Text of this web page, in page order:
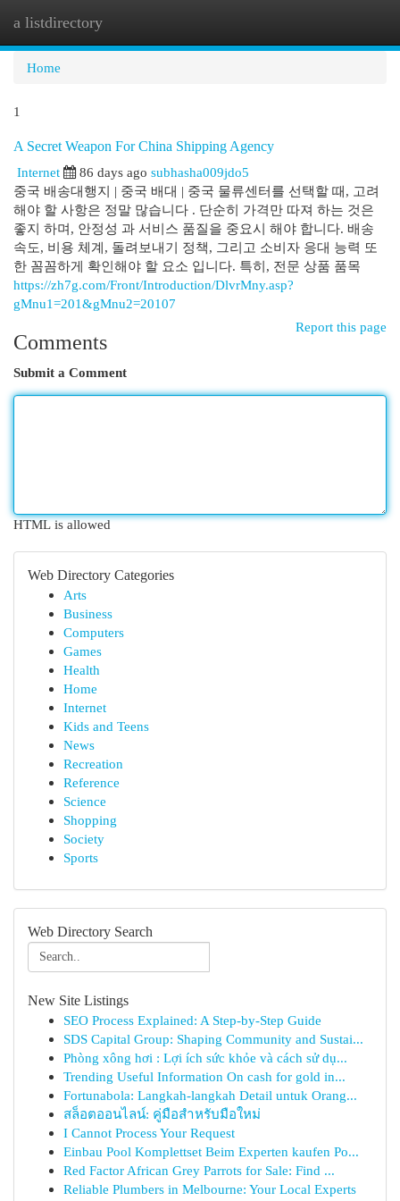
a listdirectory
Home
1
A Secret Weapon For China Shipping Agency
Internet
86 days ago subhasha009jdo5
중국 배송대행지 | 중국 배대 | 중국 물류센터를 선택할 때, 고려
해야 할 사항은 정말 많습니다 . 단순히 가격만 따져 하는 것은
좋지 하며, 안정성 과 서비스 품질을 중요시 해야 합니다. 배송
속도, 비용 체계, 돌려보내기 정책, 그리고 소비자 응대 능력 또
한 꼼꼼하게 확인해야 할 요소 입니다. 특히, 전문 상품 품목
https://zh7g.com/Front/Introduction/DlvrMny.asp?
gMnu1=201&gMnu2=20107
Report this page
Comments
Submit a Comment
HTML is allowed
Web Directory Categories
Arts
Business
Computers
Games
Health
Home
Internet
Kids and Teens
News
Recreation
Reference
Science
Shopping
Society
Sports
Web Directory Search
New Site Listings
SEO Process Explained: A Step-by-Step Guide
SDS Capital Group: Shaping Community and Sustai...
Phòng xông hơi : Lợi ích sức khỏe và cách sử dụ...
Trending Useful Information On cash for gold in...
Fortunabola: Langkah-langkah Detail untuk Orang...
สล็อตออนไลน์: คู่มือสำหรับมือใหม่
I Cannot Process Your Request
Einbau Pool Komplettset Beim Experten kaufen Po...
Red Factor African Grey Parrots for Sale: Find ...
Reliable Plumbers in Melbourne: Your Local Experts